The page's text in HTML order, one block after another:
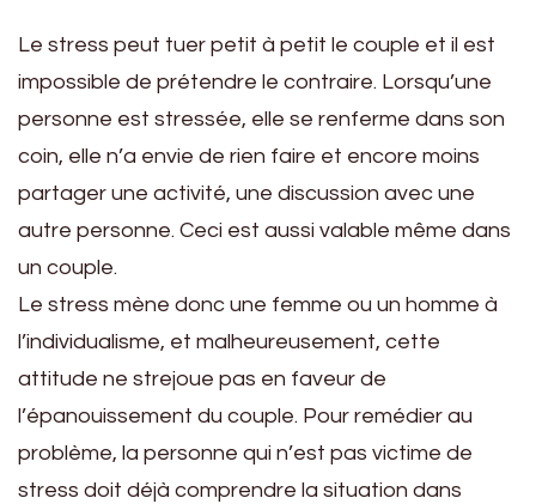
Le stress peut tuer petit à petit le couple et il est
impossible de prétendre le contraire. Lorsqu’une
personne est stressée, elle se renferme dans son
coin, elle n’a envie de rien faire et encore moins
partager une activité, une discussion avec une
autre personne. Ceci est aussi valable même dans
un couple.
Le stress mène donc une femme ou un homme à
l’individualisme, et malheureusement, cette
attitude ne strejoue pas en faveur de
l’épanouissement du couple. Pour remédier au
problème, la personne qui n’est pas victime de
stress doit déjà comprendre la situation dans